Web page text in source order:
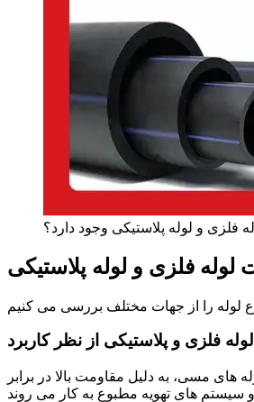
فلزی و لوله پلاستیکی وجود دارد؟
لوله فلزی و لوله پلاستیکی
فلزی و پلاستیکی از نظر کاربرد
های مسی، به دلیل مقاومت بالا در برابر
سیستم های تهویه مطبوع به کار می